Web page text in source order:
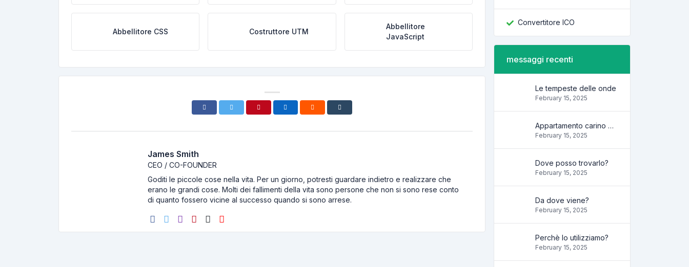
Abbellitore CSS Costruttore UTM
Abbellitore
JavaScript
James Smith
CEO / CO-FOUNDER
Goditi le piccole cose nella vita. Per un giorno, potresti guardare indietro e realizzare che
erano le grandi cose. Molti dei fallimenti della vita sono persone che non si sono rese conto
di quanto fossero vicine al successo quando si sono arrese.
Convertitore ICO
messaggi recenti
Le tempeste delle onde
February 15, 2025
Appartamento carino e accogliente
February 15, 2025
Dove posso trovarlo?
February 15, 2025
Da dove viene?
February 15, 2025
Perchè lo utilizziamo?
February 15, 2025